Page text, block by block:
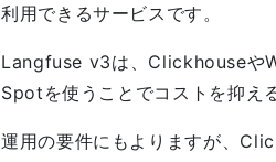
利用できるサービスです。
Langfuse v3は、Clickhouseや
Spotを使うことでコストを抑え
運用の要件にもよりますが、